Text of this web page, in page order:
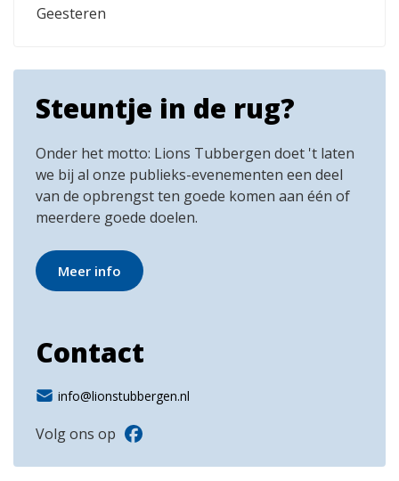
Geesteren
Steuntje in de rug?
Onder het motto: Lions Tubbergen doet 't laten
we bij al onze publieks-evenementen een deel
van de opbrengst ten goede komen aan één of
meerdere goede doelen.
Meer info
Contact
info@lionstubbergen.nl
Volg ons op